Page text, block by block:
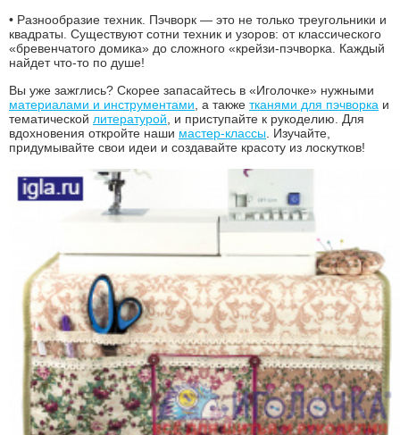
• Разнообразие техник. Пэчворк — это не только треугольники и
квадраты. Существуют сотни техник и узоров: от классического
«бревенчатого домика» до сложного «крейзи-пэчворка. Каждый
найдет что-то по душе!
Вы уже зажглись? Скорее запасайтесь в «Иголочке» нужными
материалами и инструментами , а также тканями для пэчворка и
тематической литературой , и приступайте к рукоделию. Для
вдохновения откройте наши мастер-классы . Изучайте,
придумывайте свои идеи и создавайте красоту из лоскутков!